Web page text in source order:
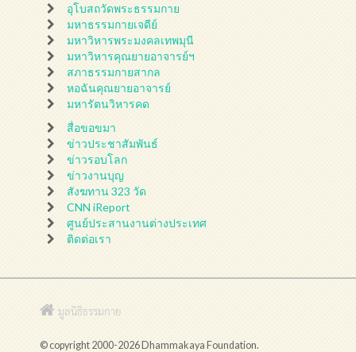
อุโบสถวัดพระธรรมกาย
มหาธรรมกายเจดีย์
มหาวิหารพระมงคลเทพมุนี
มหาวิหารคุณยายอาจารย์ฯ
สภาธรรมกายสากล
หอฉันคุณยายอาจารย์
มหารัตนวิหารคด
สื่อขอขมา
ข่าวประชาสัมพันธ์
ข่าวรอบโลก
ข่าวงานบุญ
สังฆทาน 323 วัด
CNN iReport
ศูนย์ประสานงานต่างประเทศ
ติดต่อเรา
มูลนิธิธรรมกาย
© copyright 2000-2026 Dhammakaya Foundation.